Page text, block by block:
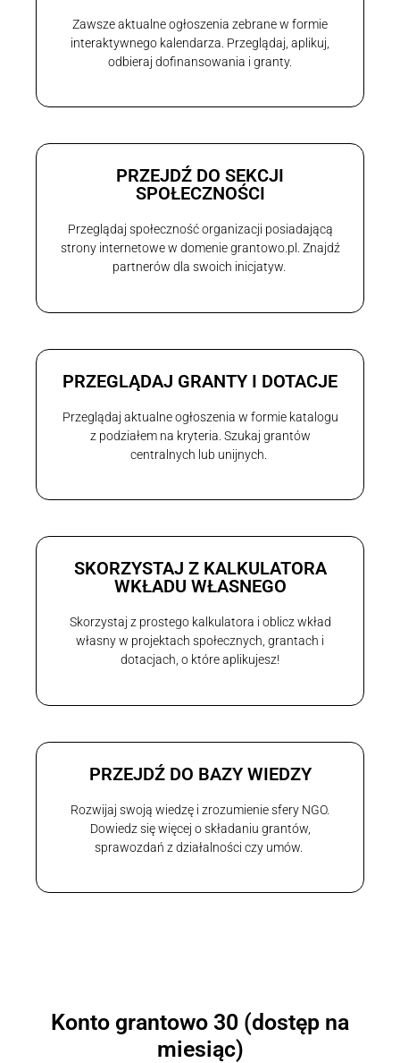
Zawsze aktualne ogłoszenia zebrane w formie
interaktywnego kalendarza. Przeglądaj, aplikuj,
odbieraj dofinansowania i granty.
PRZEJDŹ DO SEKCJI
SPOŁECZNOŚCI
Przeglądaj społeczność organizacji posiadającą
strony internetowe w domenie grantowo.pl. Znajdź
partnerów dla swoich inicjatyw.
PRZEGLĄDAJ GRANTY I DOTACJE
Przeglądaj aktualne ogłoszenia w formie katalogu
z podziałem na kryteria. Szukaj grantów
centralnych lub unijnych.
SKORZYSTAJ Z KALKULATORA
WKŁADU WŁASNEGO
Skorzystaj z prostego kalkulatora i oblicz wkład
własny w projektach społecznych, grantach i
dotacjach, o które aplikujesz!
PRZEJDŹ DO BAZY WIEDZY
Rozwijaj swoją wiedzę i zrozumienie sfery NGO.
Dowiedz się więcej o składaniu grantów,
sprawozdań z działalności czy umów.
Konto grantowo 30 (dostęp na
miesiąc)